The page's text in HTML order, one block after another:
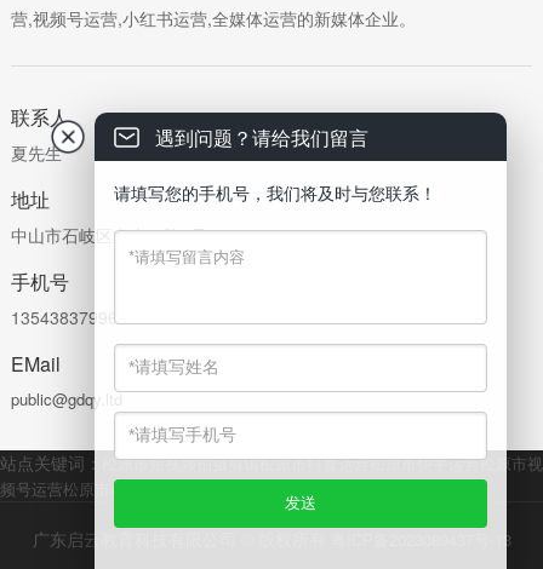
营,视频号运营,小红书运营,全媒体运营的新媒体企业。
联系人
夏先生
地址
中山市石岐区中山二路1号
手机号
13543837996
EMail
public@gdqy.ltd
站点关键词： 松原市短视频拍摄剪辑松原市抖音运营松原市快手运营松原市视
频号运营松原市小红书运营
广东启云教育科技有限公司 © 版权所有 粤ICP备2023089437号-13
遇到问题？请给我们留言
请填写您的手机号，我们将及时与您联系！